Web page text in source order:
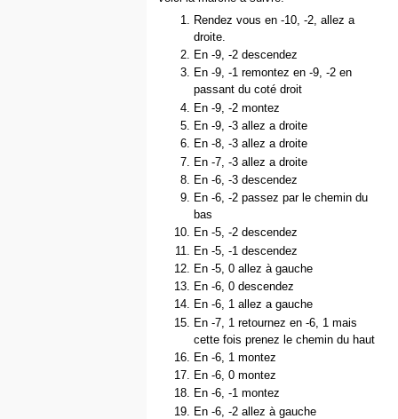
Rendez vous en -10, -2, allez a
droite.
En -9, -2 descendez
En -9, -1 remontez en -9, -2 en
passant du coté droit
En -9, -2 montez
En -9, -3 allez a droite
En -8, -3 allez a droite
En -7, -3 allez a droite
En -6, -3 descendez
En -6, -2 passez par le chemin du
bas
En -5, -2 descendez
En -5, -1 descendez
En -5, 0 allez à gauche
En -6, 0 descendez
En -6, 1 allez a gauche
En -7, 1 retournez en -6, 1 mais
cette fois prenez le chemin du haut
En -6, 1 montez
En -6, 0 montez
En -6, -1 montez
En -6, -2 allez à gauche